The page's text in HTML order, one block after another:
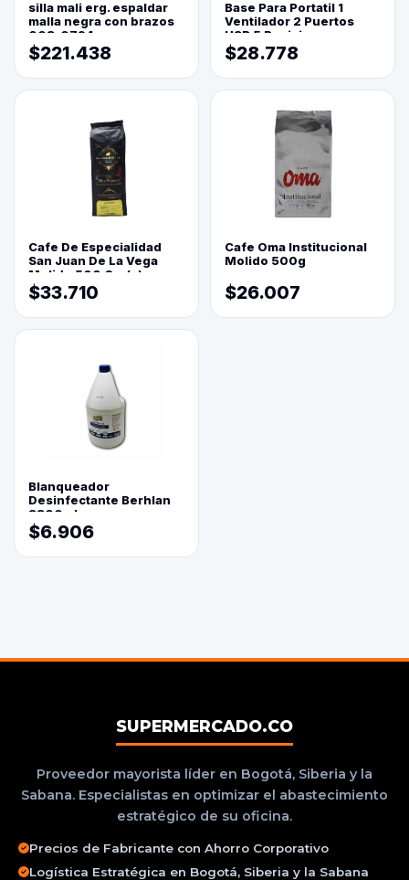
silla mali erg. espaldar
malla negra con brazos
003-0794
$221.438
Base Para Portatil 1
Ventilador 2 Puertos
USB 5 Posiciones
$28.778
Cafe De Especialidad
San Juan De La Vega
Molido 500 Grs(=)
$33.710
Cafe Oma Institucional
Molido 500g
$26.007
Blanqueador
Desinfectante Berhlan
3800ml
$6.906
SUPERMERCADO.CO
Proveedor mayorista líder en Bogotá, Siberia y la
Sabana. Especialistas en optimizar el abastecimiento
estratégico de su oficina.
Precios de Fabricante con Ahorro Corporativo
Logística Estratégica en Bogotá, Siberia y la Sabana